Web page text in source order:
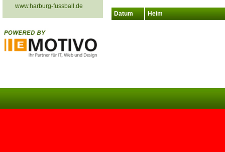
www.harburg-fussball.de
Datum Heim